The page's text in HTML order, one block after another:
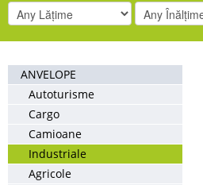
ANVELOPE
Autoturisme
Cargo
Camioane
Industriale
Agricole